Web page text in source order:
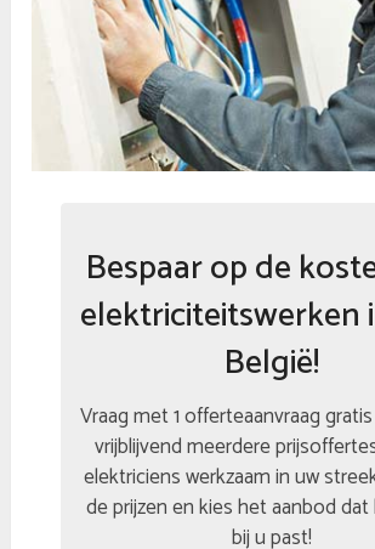
Bespaar op de
elektriciteitswerken
België!
Vraag met 1 offerteaanvraag
vrijblijvend meerdere
elektriciens werkzaam in uw
de prijzen en kies het aanbod
bij u past!